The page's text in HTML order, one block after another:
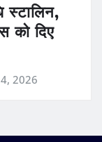
स्टालिन,
को दिए
2026